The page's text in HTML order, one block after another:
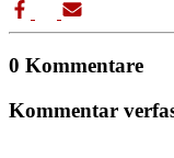
0 Kommentare
Kommentar